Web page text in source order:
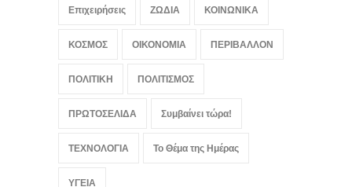
Επιχειρήσεις ΖΩΔΙΑ ΚΟΙΝΩΝΙΚΑ
ΚΟΣΜΟΣ ΟΙΚΟΝΟΜΙΑ ΠΕΡΙΒΑΛΛΟΝ
ΠΟΛΙΤΙΚΗ ΠΟΛΙΤΙΣΜΟΣ
ΠΡΩΤΟΣΕΛΙΔΑ Συμβαίνει τώρα!
ΤΕΧΝΟΛΟΓΙΑ Το Θέμα της Ημέρας
ΥΓΕΙΑ